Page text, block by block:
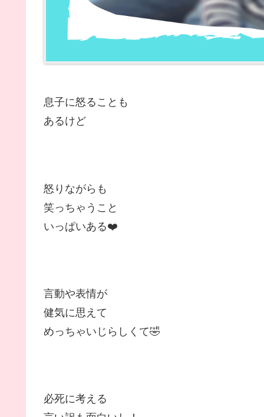
息子に怒ることも
あるけど
怒りながらも
笑っちゃうこと
いっぱいある❤️
言動や表情が
健気に思えて
めっちゃいじらしくて🤣
必死に考える